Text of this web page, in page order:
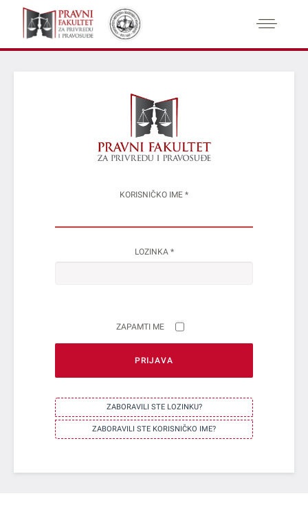
KORISNIČKO IME *
LOZINKA *
ZAPAMTI ME
PRIJAVA
ZABORAVILI STE LOZINKU?
ZABORAVILI STE KORISNIČKO IME?